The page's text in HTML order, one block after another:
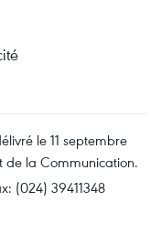
le 11 septembre
de la Communication.
(024) 39411348